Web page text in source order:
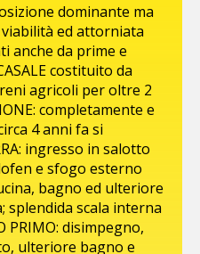
dominante ma
ed attorniata
anche da prime e
costituito da
agricoli per oltre 2
completamente e
4 anni fa si
ingresso in salotto
e sfogo esterno
bagno ed ulteriore
splendida scala interna
PRIMO: disimpegno,
ulteriore bagno e